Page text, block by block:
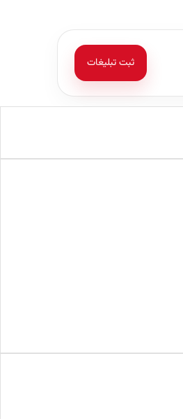
ثبت تبلیغات